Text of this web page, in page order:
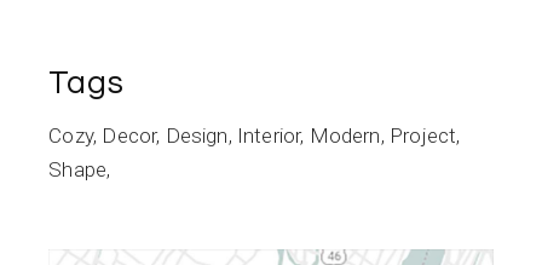
Tags
Cozy Decor Design Interior Modern Project
Shape